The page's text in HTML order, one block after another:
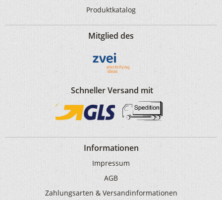
Produktkatalog
Mitglied des
Schneller Versand mit
Informationen
Impressum
AGB
Zahlungsarten & Versandinformationen